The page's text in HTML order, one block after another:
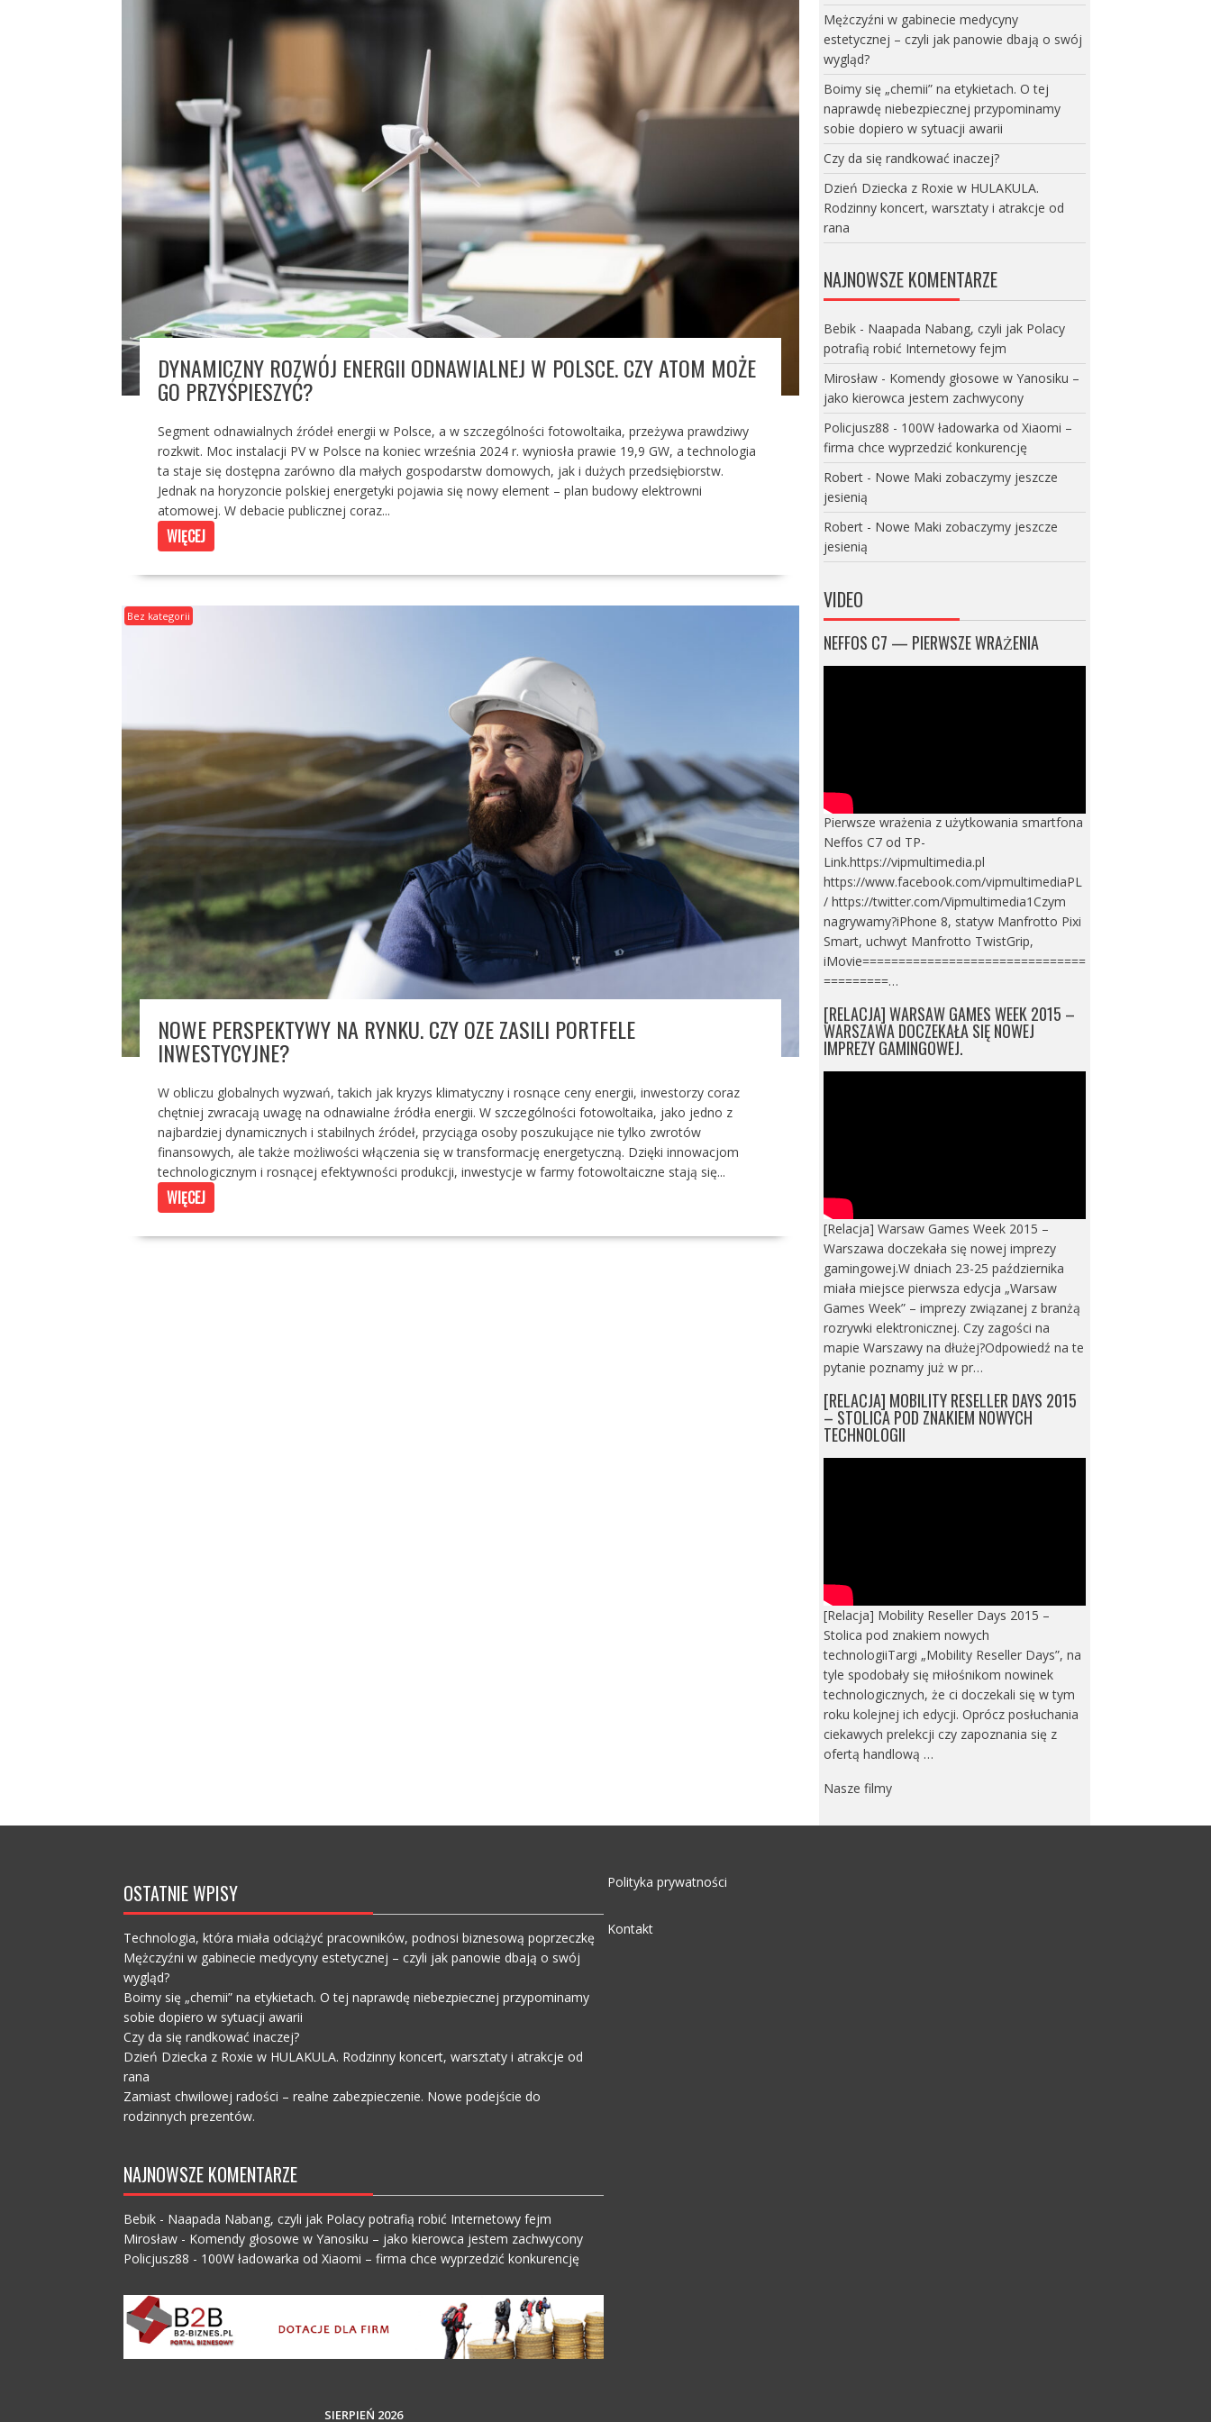
DYNAMICZNY ROZWÓJ ENERGII ODNAWIALNEJ W POLSCE. CZY ATOM MOŻE
GO PRZYŚPIESZYĆ?
Segment odnawialnych źródeł energii w Polsce, a w szczególności fotowoltaika, przeżywa prawdziwy
rozkwit. Moc instalacji PV w Polsce na koniec września 2024 r. wyniosła prawie 19,9 GW, a technologia
ta staje się dostępna zarówno dla małych gospodarstw domowych, jak i dużych przedsiębiorstw.
Jednak na horyzoncie polskiej energetyki pojawia się nowy element – plan budowy elektrowni
atomowej. W debacie publicznej coraz...
WIĘCEJ
Bez kategorii
NOWE PERSPEKTYWY NA RYNKU. CZY OZE ZASILI PORTFELE
INWESTYCYJNE?
W obliczu globalnych wyzwań, takich jak kryzys klimatyczny i rosnące ceny energii, inwestorzy coraz
chętniej zwracają uwagę na odnawialne źródła energii. W szczególności fotowoltaika, jako jedno z
najbardziej dynamicznych i stabilnych źródeł, przyciąga osoby poszukujące nie tylko zwrotów
finansowych, ale także możliwości włączenia się w transformację energetyczną. Dzięki innowacjom
technologicznym i rosnącej efektywności produkcji, inwestycje w farmy fotowoltaiczne stają się...
WIĘCEJ
Mężczyźni w gabinecie medycyny
estetycznej – czyli jak panowie dbają o swój
wygląd?
Boimy się „chemii” na etykietach. O tej
naprawdę niebezpiecznej przypominamy
sobie dopiero w sytuacji awarii
Czy da się randkować inaczej?
Dzień Dziecka z Roxie w HULAKULA.
Rodzinny koncert, warsztaty i atrakcje od
rana
NAJNOWSZE KOMENTARZE
Bebik- Naapada Nabang, czyli jak Polacy
potrafią robić Internetowy fejm
Mirosław- Komendy głosowe w Yanosiku –
jako kierowca jestem zachwycony
Policjusz88 - 100W ładowarka od Xiaomi –
firma chce wyprzedzić konkurencję
Robert- Nowe Maki zobaczymy jeszcze
jesienią
Robert- Nowe Maki zobaczymy jeszcze
jesienią
VIDEO
NEFFOS C7 — PIERWSZE WRAŻENIA
Pierwsze wrażenia z użytkowania smartfona
Neffos C7 od TP-
Link.https://vipmultimedia.pl
https://www.facebook.com/vipmultimediaPL
/ https://twitter.com/Vipmultimedia1Czym
nagrywamy?iPhone 8, statyw Manfrotto Pixi
Smart, uchwyt Manfrotto TwistGrip,
iMovie===============================
=========…
[RELACJA] WARSAW GAMES WEEK 2015 –
WARSZAWA DOCZEKAŁA SIĘ NOWEJ
IMPREZY GAMINGOWEJ.
[Relacja] Warsaw Games Week 2015 –
Warszawa doczekała się nowej imprezy
gamingowej.W dniach 23-25 października
miała miejsce pierwsza edycja „Warsaw
Games Week” – imprezy związanej z branżą
rozrywki elektronicznej. Czy zagości na
mapie Warszawy na dłużej?Odpowiedź na te
pytanie poznamy już w pr…
[RELACJA] MOBILITY RESELLER DAYS 2015
– STOLICA POD ZNAKIEM NOWYCH
TECHNOLOGII
[Relacja] Mobility Reseller Days 2015 –
Stolica pod znakiem nowych
technologiiTargi „Mobility Reseller Days”, na
tyle spodobały się miłośnikom nowinek
technologicznych, że ci doczekali się w tym
roku kolejnej ich edycji. Oprócz posłuchania
ciekawych prelekcji czy zapoznania się z
ofertą handlową …
Nasze filmy
OSTATNIE WPISY
Technologia, która miała odciążyć pracowników, podnosi biznesową poprzeczkę
Mężczyźni w gabinecie medycyny estetycznej – czyli jak panowie dbają o swój
wygląd?
Boimy się „chemii” na etykietach. O tej naprawdę niebezpiecznej przypominamy
sobie dopiero w sytuacji awarii
Czy da się randkować inaczej?
Dzień Dziecka z Roxie w HULAKULA. Rodzinny koncert, warsztaty i atrakcje od
rana
Zamiast chwilowej radości – realne zabezpieczenie. Nowe podejście do
rodzinnych prezentów.
NAJNOWSZE KOMENTARZE
Bebik- Naapada Nabang, czyli jak Polacy potrafią robić Internetowy fejm
Mirosław- Komendy głosowe w Yanosiku – jako kierowca jestem zachwycony
Policjusz88 - 100W ładowarka od Xiaomi – firma chce wyprzedzić konkurencję
SIERPIEŃ 2026
Polityka prywatności
Kontakt